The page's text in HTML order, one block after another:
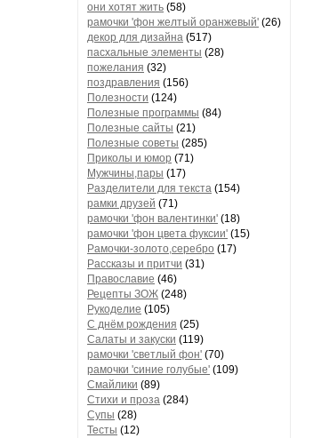
они хотят жить (58)
рамочки 'фон желтый оранжевый' (26)
декор для дизайна (517)
пасхальные элементы (28)
пожелания (32)
поздравления (156)
Полезности (124)
Полезные программы (84)
Полезные сайты (21)
Полезные советы (285)
Приколы и юмор (71)
Мужчины,пары (17)
Разделители для текста (154)
рамки друзей (71)
рамочки 'фон валентинки' (18)
рамочки 'фон цвета фуксии' (15)
Рамочки-золото,серебро (17)
Рассказы и притчи (31)
Православие (46)
Рецепты ЗОЖ (248)
Рукоделие (105)
С днём рождения (25)
Салаты и закуски (119)
рамочки 'светлый фон' (70)
рамочки 'синие голубые' (109)
Смайлики (89)
Стихи и проза (284)
Супы (28)
Тесты (12)